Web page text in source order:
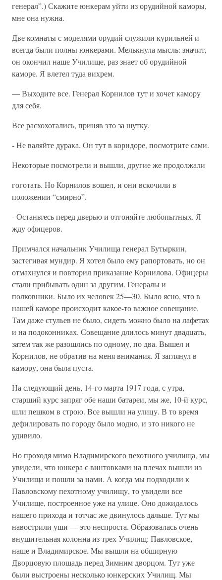
генерал”.) Скажите юнкерам уйти из орудийной каморы,
мне она нужна.
Две комнаты с моделями орудий служили курильней и
всегда были полны юнкерами. Мелькнула мысль: значит,
он окончил наше Училище, раз знает об орудийной
каморе. Я влетел туда вихрем.
— Выходите все. Генерал Корнилов тут и хочет камору
для себя.
Все расхохотались, приняв это за шутку.
- Не валяйте дурака. Он тут в коридоре, посмотрите сами.
Некоторые посмотрели и вышли, другие же продолжали
гоготать. Но Корнилов вошел, и они вскочили в
положении “смирно”.
- Останьтесь перед дверью и отгоняйте любопытных. Я
жду офицеров.
Примчался начальник Училища генерал Бутыркин,
застегивая мундир. Я хотел было ему рапортовать, но он
отмахнулся и повторил приказание Корнилова. Офицеры
стали прибывать один за другим. Генералы и
полковники. Было их человек 25—30. Было ясно, что в
нашей каморе происходит какое-то важное совещание.
Там даже стульев не было, сидеть можно было на лафетах
и на подоконниках. Совещание длилось минут двадцать,
затем так же разошлись по одному, по два. Вышел и
Корнилов, не обратив на меня внимания. Я заглянул в
камору, она была пуста.
На следующий день, 14-го марта 1917 года, с утра,
старший курс запряг обе наши батареи, мы же, 10-й курс,
шли пешком в строю. Все вышли на улицу. В то время
дефилировать по городу было модно, и это никого не
удивило.
Но проходя мимо Владимирского пехотного училища, мы
увидели, что юнкера с винтовками на плечах вышли из
Училища и пошли за нами. А когда мы подходили к
Павловскому пехотному училищу, то увидели все
Училище, построенное уже на улице. Оно дожидалось
нашего прихода и тотчас же двинулось дальше. Тут мы
навострили уши — это неспроста. Образовалась очень
внушительная колонна из трех Училищ: Павловское,
наше и Владимирское. Мы вышли на обширную
Дворцовую площадь перед Зимним дворцом. Тут уже
были выстроены несколько юнкерских Училищ. Мы